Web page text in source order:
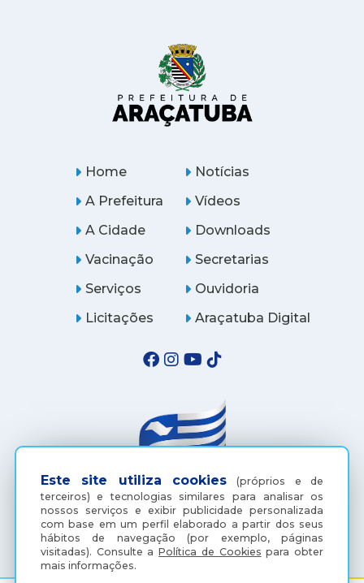
Este site utiliza cookies (próprios e de
terceiros) e tecnologias similares para analisar os
nossos serviços e exibir publicidade personalizada
com base em um perfil elaborado a partir dos seus
hábitos de navegação (por exemplo, páginas
visitadas). Consulte aPolítica de Cookies para obter
mais informações.
Home
A Prefeitura
A Cidade
Notícias
Vídeos
Downloads
Vacinação
Serviços
Licitações
Secretarias
Ouvidoria
Araçatuba Digital
(18) 3607-6500